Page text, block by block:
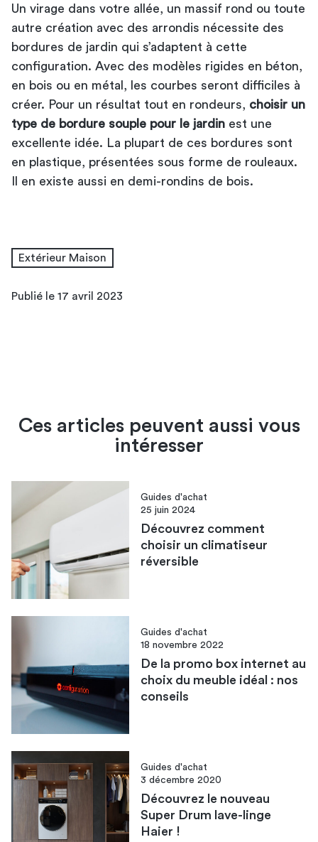
Un virage dans votre allée, un massif rond ou toute
autre création avec des arrondis nécessite des
bordures de jardin qui s’adaptent à cette
configuration. Avec des modèles rigides en béton,
en bois ou en métal, les courbes seront difficiles à
créer. Pour un résultat tout en rondeurs, choisir un
type de bordure souple pour le jardin est une
excellente idée. La plupart de ces bordures sont
en plastique, présentées sous forme de rouleaux.
Il en existe aussi en demi-rondins de bois.
Extérieur Maison
Publié le 17 avril 2023
Ces articles peuvent aussi vous
intéresser
Guides d'achat
25 juin 2024
Découvrez comment
choisir un climatiseur
réversible
Guides d'achat
18 novembre 2022
De la promo box internet au
choix du meuble idéal : nos
conseils
Guides d'achat
3 décembre 2020
Découvrez le nouveau
Super Drum lave-linge
Haier !